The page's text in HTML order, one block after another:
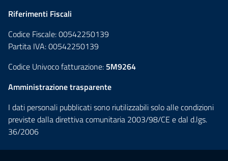
Riferimenti Fiscali
Codice Fiscale: 00542250139
Partita IVA: 00542250139
Codice Univoco fatturazione: 5M9264
Amministrazione trasparente
I dati personali pubblicati sono riutilizzabili solo alle condizioni
previste dalla direttiva comunitaria 2003/98/CE e dal d.lgs.
36/2006